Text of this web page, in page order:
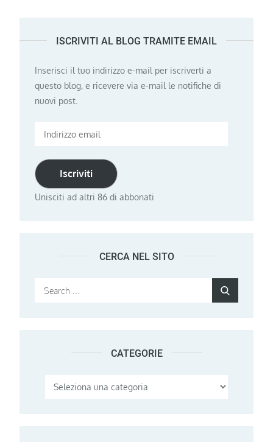
ISCRIVITI AL BLOG TRAMITE EMAIL
Inserisci il tuo indirizzo e-mail per iscriverti a
questo blog, e ricevere via e-mail le notifiche di
nuovi post.
Indirizzo
Iscriviti
Unisciti ad altri 86 di abbonati
CERCA NEL SITO
Search
CATEGORIE
Categorie